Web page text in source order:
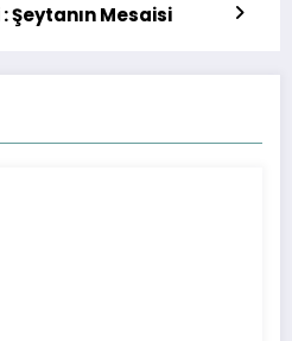
Şeytanın Mesaisi